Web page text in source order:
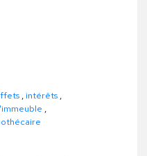
, intérêts ,
,